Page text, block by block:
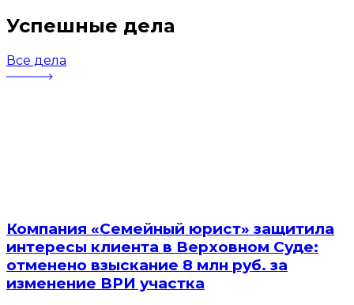
Успешные дела
Все дела
Компания «Семейный юрист» защитила
интересы клиента в Верховном Суде:
отменено взыскание 8 млн руб. за
изменение ВРИ участка